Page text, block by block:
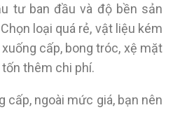
tư ban đầu và độ bền sản
loại quá rẻ, vật liệu kém
cấp, bong tróc, xệ mặt
thêm chi phí.
cấp, ngoài mức giá, bạn nên